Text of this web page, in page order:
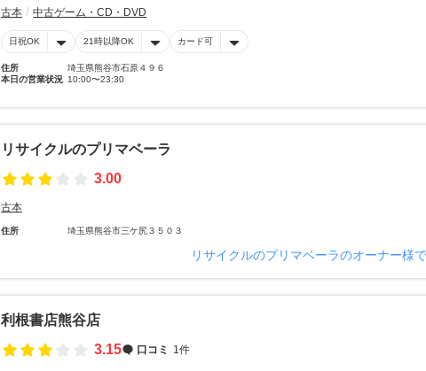
古本 中古ゲーム・CD・DVD
日祝OK 21時以降OK カード可
住所
埼玉県熊谷市石原４９６
本日の営業状況 10:00〜23:30
リサイクルのプリマベーラ
3.00
古本
住所 埼玉県熊谷市三ケ尻３５０３
リサイクルのプリマベーラのオーナー様
利根書店熊谷店
3.15
口コミ 1件